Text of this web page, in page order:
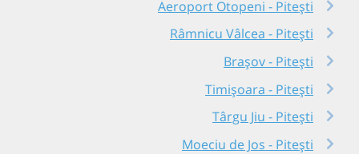
Aeroport Otopeni - Pitești
Râmnicu Vâlcea - Pitești
Brașov - Pitești
Timișoara - Pitești
Târgu Jiu - Pitești
Moeciu de Jos - Pitești